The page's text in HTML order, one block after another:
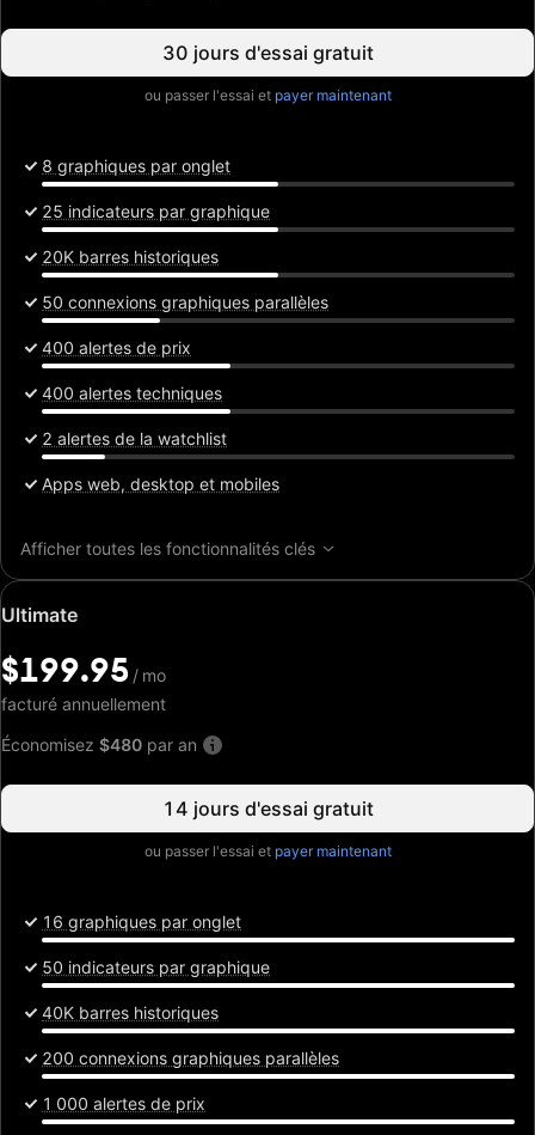
30 jours d'essai gratuit
ou passer l'essai et payer maintenant
8 graphiques par onglet
25 indicateurs par graphique
20K barres historiques
50 connexions graphiques parallèles
400 alertes de prix
400 alertes techniques
2 alertes de la watchlist
Apps web, desktop et mobiles
Afficher toutes les fonctionnalités clés
Ultimate
Prix
spécial:
$199.95
/
mo
$199.95 / mo
facturé annuellement
Économisez $480 par an
14 jours d'essai gratuit
ou passer l'essai et payer maintenant
16 graphiques par onglet
50 indicateurs par graphique
40K barres historiques
200 connexions graphiques parallèles
1 000 alertes de prix